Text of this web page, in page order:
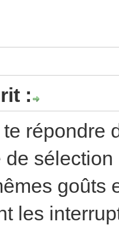
:
répondre
de
goûts
les